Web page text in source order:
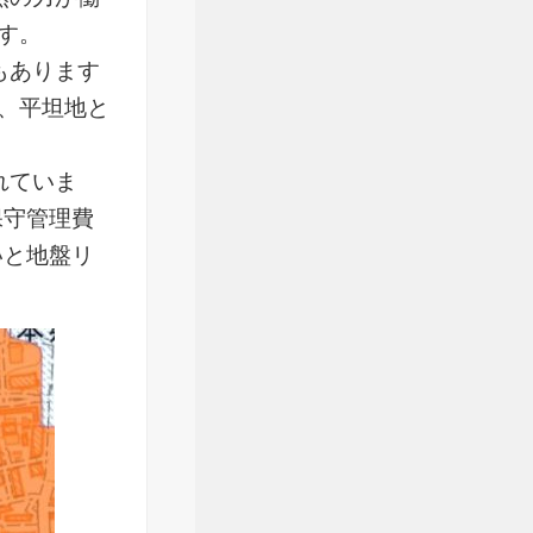
。
あります
平坦地と
いま
管理費
地盤リ